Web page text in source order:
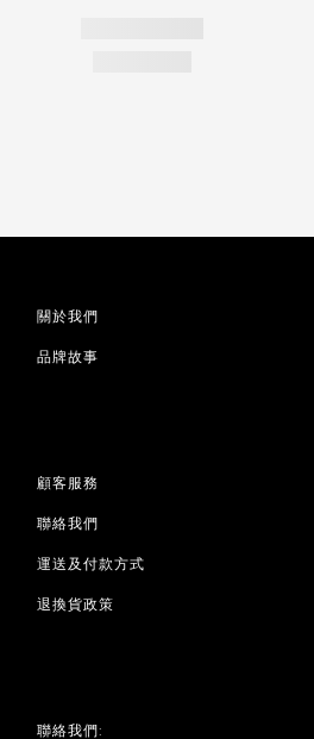
關於我們
品牌故事
顧客服務
聯絡我們
運送及付款方式
退換貨政策
聯絡我們: